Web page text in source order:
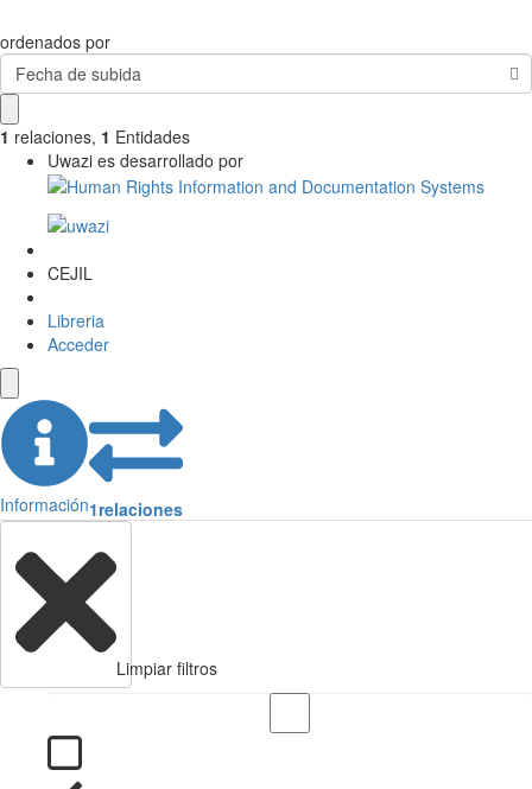
ordenados por
Fecha de subida
1 relaciones, 1 Entidades
Uwazi es desarrollado por
CEJIL
Libreria
Acceder
Información1relaciones
Limpiar filtros